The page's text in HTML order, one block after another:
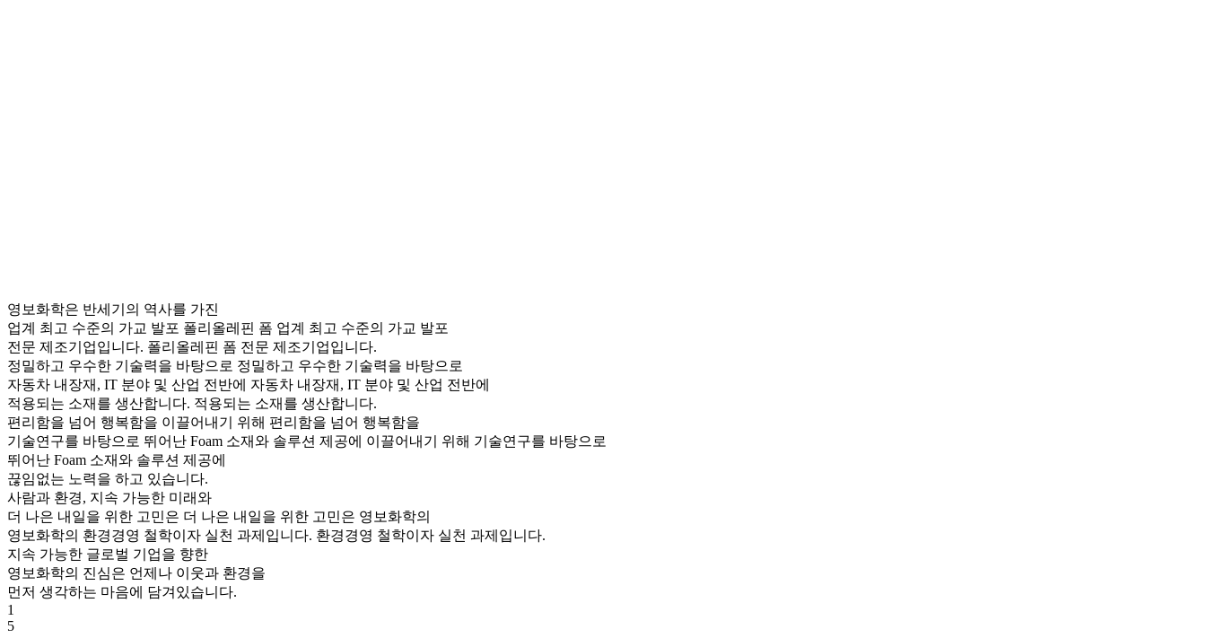
영보화학은 반세기의 역사를 가진
업계 최고 수준의 가교 발포 폴리올레핀 폼 업계 최고 수준의 가교 발포
전문 제조기업입니다. 폴리올레핀 폼 전문 제조기업입니다.
정밀하고 우수한 기술력을 바탕으로 정밀하고 우수한 기술력을 바탕으로
자동차 내장재, IT 분야 및 산업 전반에 자동차 내장재, IT 분야 및 산업 전반에
적용되는 소재를 생산합니다. 적용되는 소재를 생산합니다.
편리함을 넘어 행복함을 이끌어내기 위해 편리함을 넘어 행복함을
기술연구를 바탕으로 뛰어난 Foam 소재와 솔루션 제공에 이끌어내기 위해 기술연구를 바탕으로
뛰어난 Foam 소재와 솔루션 제공에
끊임없는 노력을 하고 있습니다.
사람과 환경, 지속 가능한 미래와
더 나은 내일을 위한 고민은 더 나은 내일을 위한 고민은 영보화학의
영보화학의 환경경영 철학이자 실천 과제입니다. 환경경영 철학이자 실천 과제입니다.
지속 가능한 글로벌 기업을 향한
영보화학의 진심은 언제나 이웃과 환경을
먼저 생각하는 마음에 담겨있습니다.
1
5